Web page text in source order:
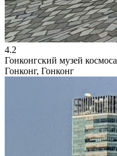
4.2
Гонконгский музей космоса
Гонконг, Гонконг